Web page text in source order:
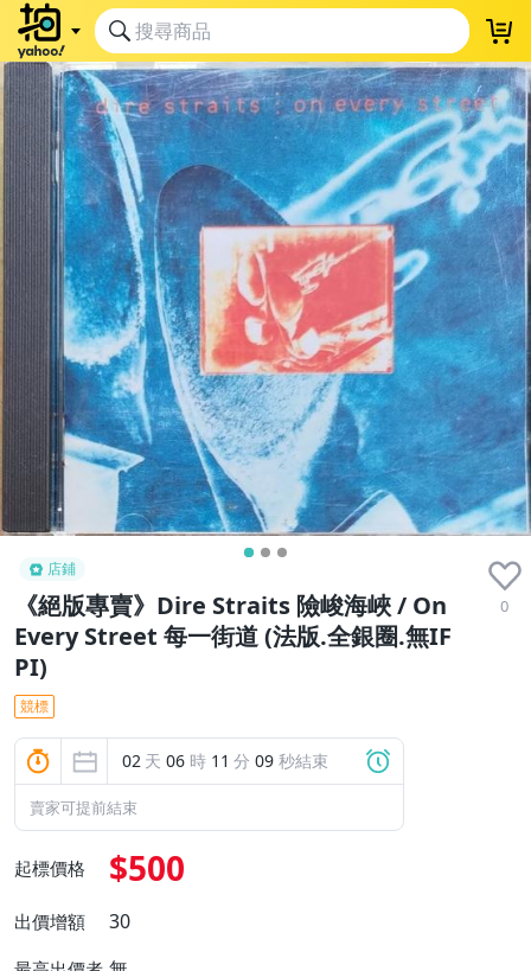
店鋪
《絕版專賣》Dire Straits 險峻海峽 / On
Every Street 每一街道 (法版.全銀圈.無IF
PI)
0
競標
02 天 06 時 11 分 08 秒結束
賣家可提前結束
起標價格 $500
出價增額 30